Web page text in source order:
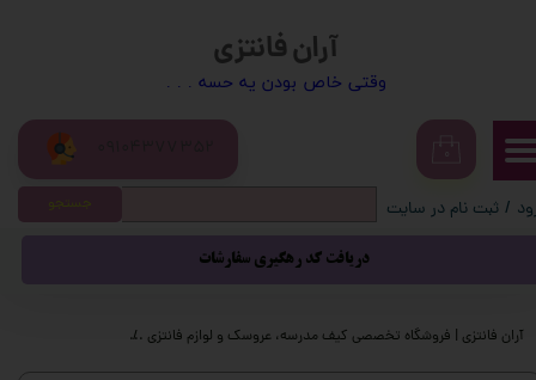
آران فانتزی
​​وقتی خاص بودن یه حسه . . .
/ ثبت نام در سایت
سفارشات
خروج از حساب کاربری
دریافت کد رهگیری سفارشات
جستجو
آران فانتزی | فروشگاه تخصصی کیف مدرسه، عروسک و لوازم فانتزی